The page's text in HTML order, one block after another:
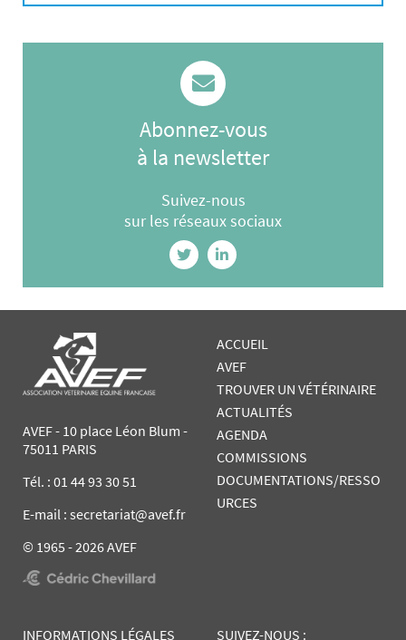
Abonnez-vous
à la newsletter
Suivez-nous
sur les réseaux sociaux
AVEF - 10 place Léon Blum -
75011 PARIS
Tél. : 01 44 93 30 51
E-mail : secretariat@avef.fr
© 1965 - 2026 AVEF
ACCUEIL
AVEF
TROUVER UN VÉTÉRINAIRE
ACTUALITÉS
AGENDA
COMMISSIONS
DOCUMENTATIONS/RESSO
URCES
INFORMATIONS LÉGALES SUIVEZ-NOUS :